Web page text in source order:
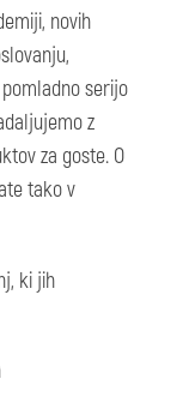
novih
serijo
z
za goste. O
tako v
ki jih